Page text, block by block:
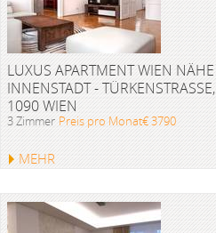
LUXUS APARTMENT WIEN NÄHE
INNENSTADT - TÜRKENSTRASSE, 1
090 WIEN
3 Zimmer Preis pro Monat€ 3790
MEHR